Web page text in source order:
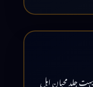
جلد محبان اہل